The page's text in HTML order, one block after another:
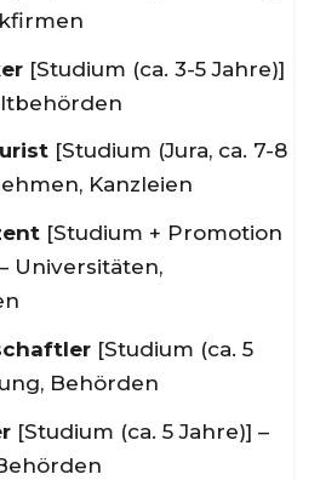
[Studium (ca. 3-5 Jahre)]
[Studium (Jura, ca. 7-8
Kanzleien
[Studium + Promotion
Universitäten,
[Studium (ca. 5
Behörden
[Studium (ca. 5 Jahre)] –